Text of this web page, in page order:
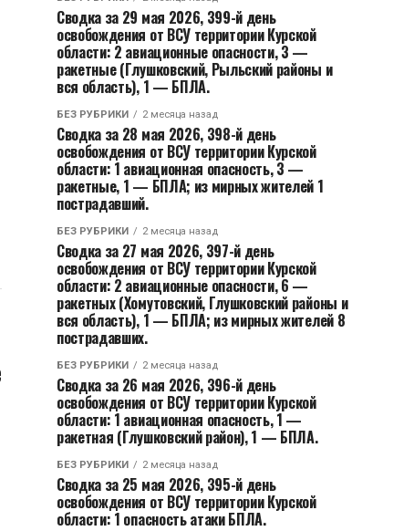
Сводка за 29 мая 2026, 399-й день
освобождения от ВСУ территории Курской
области: 2 авиационные опасности, 3 —
ракетные (Глушковский, Рыльский районы и
вся область), 1 — БПЛА.
БЕЗ РУБРИКИ 2 месяца назад
Сводка за 28 мая 2026, 398-й день
освобождения от ВСУ территории Курской
области: 1 авиационная опасность, 3 —
ракетные, 1 — БПЛА; из мирных жителей 1
пострадавший.
БЕЗ РУБРИКИ 2 месяца назад
Сводка за 27 мая 2026, 397-й день
освобождения от ВСУ территории Курской
области: 2 авиационные опасности, 6 —
ракетных (Хомутовский, Глушковский районы и
вся область), 1 — БПЛА; из мирных жителей 8
пострадавших.
БЕЗ РУБРИКИ 2 месяца назад
Сводка за 26 мая 2026, 396-й день
освобождения от ВСУ территории Курской
области: 1 авиационная опасность, 1 —
ракетная (Глушковский район), 1 — БПЛА.
БЕЗ РУБРИКИ 2 месяца назад
Сводка за 25 мая 2026, 395-й день
освобождения от ВСУ территории Курской
области: 1 опасность атаки БПЛА.